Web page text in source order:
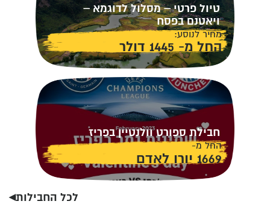
טיול פרטי – מסלול לדוגמא –
ויאטנם בפסח
מחיר לנוסע:
החל מ- 1445 דולר
חבילת ספורט וולנטיין בפריז
החל מ-
1669 יורו לאדם
לכל החבילות◂